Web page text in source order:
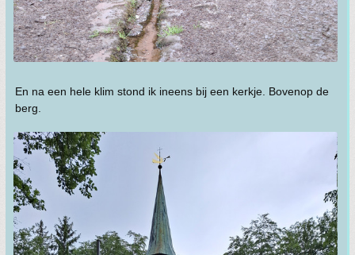
En na een hele klim stond ik ineens bij een kerkje. Bovenop de
berg.